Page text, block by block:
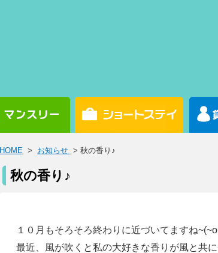
HOME > お知らせ > 秋の香り♪
秋の香り♪
１０月もそろそろ終わりに近づいてますね
最近、風が吹くと私の大好きな香りが風と共